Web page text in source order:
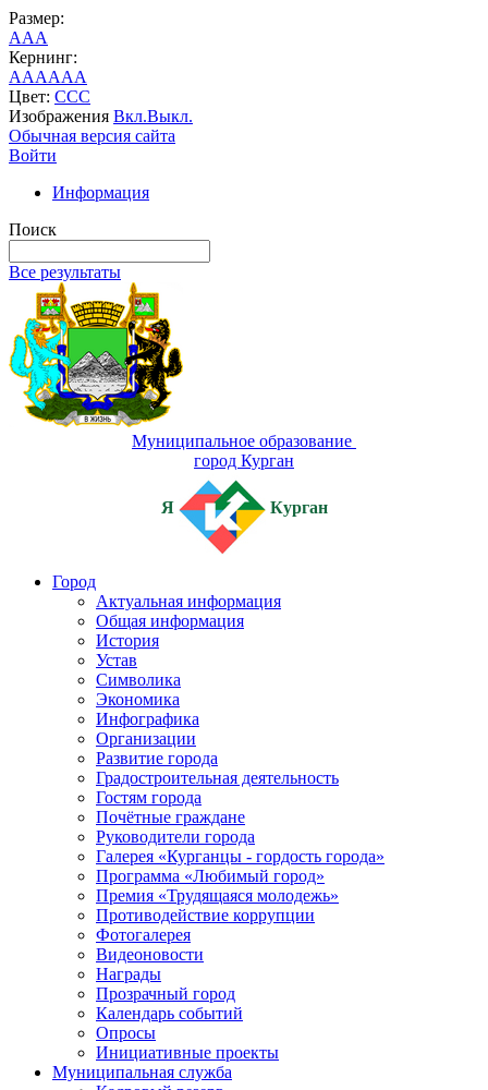
Размер:
AAA
Кернинг:
AAAAAA
Цвет: CCC
Изображения Вкл.Выкл.
Обычная версия сайта
Войти
Информация
Поиск
Все результаты
Муниципальное образование
город Курган
Я Курган
Город
Актуальная информация
Общая информация
История
Устав
Символика
Экономика
Инфографика
Организации
Развитие города
Градостроительная деятельность
Гостям города
Почётные граждане
Руководители города
Галерея «Курганцы - гордость города»
Программа «Любимый город»
Премия «Трудящаяся молодежь»
Противодействие коррупции
Фотогалерея
Видеоновости
Награды
Прозрачный город
Календарь событий
Опросы
Инициативные проекты
Муниципальная служба